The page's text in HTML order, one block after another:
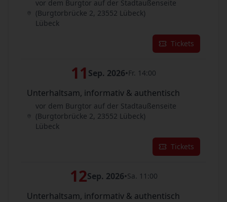
vor dem Burgtor auf der Stadtaußenseite
(Burgtorbrücke 2, 23552 Lübeck)
Lübeck
Tickets
11 Sep. 2026•Fr. 14:00
Unterhaltsam, informativ & authentisch
vor dem Burgtor auf der Stadtaußenseite
(Burgtorbrücke 2, 23552 Lübeck)
Lübeck
Tickets
12Sep. 2026•Sa. 11:00
Unterhaltsam, informativ & authentisch